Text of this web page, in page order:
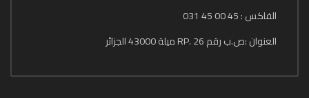
الفاكس : 45 00 45 031
العنوان :ص.ب رقم 26 .RP ميلة 43000 الجزائر